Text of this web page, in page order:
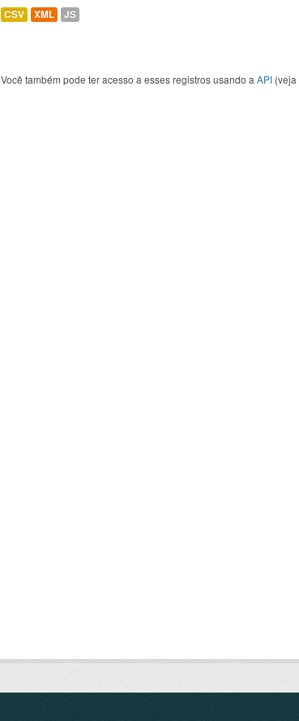
CSV XML JS
Você também pode ter acesso a esses registros usando a API (veja